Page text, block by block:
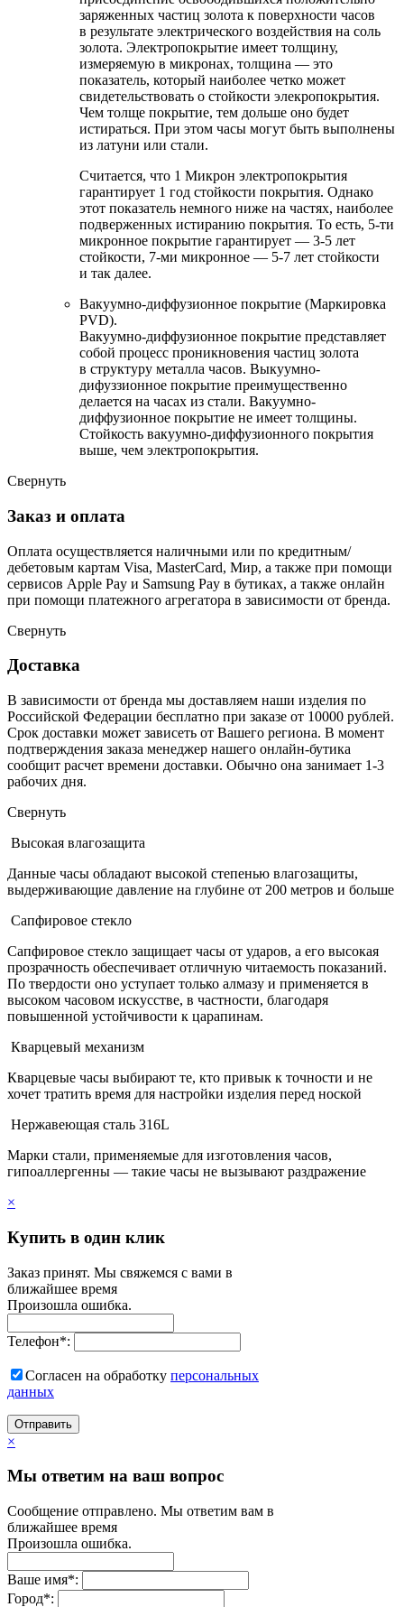
заряженных частиц золота к поверхности часов
в результате электрического воздействия на соль
золота. Электропокрытие имеет толщину,
измеряемую в микронах, толщина — это
показатель, который наиболее четко может
свидетельствовать о стойкости элекропокрытия.
Чем толще покрытие, тем дольше оно будет
истираться. При этом часы могут быть выполнены
из латуни или стали.
Считается, что 1 Микрон электропокрытия
гарантирует 1 год стойкости покрытия. Однако
этот показатель немного ниже на частях, наиболее
подверженных истиранию покрытия. То есть, 5-ти
микронное покрытие гарантирует — 3-5 лет
стойкости, 7-ми микронное — 5-7 лет стойкости
и так далее.
Вакуумно-диффузионное покрытие (Маркировка
PVD).
Вакуумно-диффузионное покрытие представляет
собой процесс проникновения частиц золота
в структуру металла часов. Выкуумно-
дифуззионное покрытие преимущественно
делается на часах из стали. Вакуумно-
диффузионное покрытие не имеет толщины.
Стойкость вакуумно-диффузионного покрытия
выше, чем электропокрытия.
Свернуть
Заказ и оплата
Оплата осуществляется наличными или по кредитным/
дебетовым картам Visa, MasterCard, Мир, а также при помощи
сервисов Apple Pay и Samsung Pay в бутиках, а также онлайн
при помощи платежного агрегатора в зависимости от бренда.
Свернуть
Доставка
В зависимости от бренда мы доставляем наши изделия по
Российской Федерации бесплатно при заказе от 10000 рублей.
Срок доставки может зависеть от Вашего региона. В момент
подтверждения заказа менеджер нашего онлайн-бутика
сообщит расчет времени доставки. Обычно она занимает 1-3
рабочих дня.
Свернуть
Высокая влагозащита
Данные часы обладают высокой степенью влагозащиты,
выдерживающие давление на глубине от 200 метров и больше
Сапфировое стекло
Сапфировое стекло защищает часы от ударов, а его высокая
прозрачность обеспечивает отличную читаемость показаний.
По твердости оно уступает только алмазу и применяется в
высоком часовом искусстве, в частности, благодаря
повышенной устойчивости к царапинам.
Кварцевый механизм
Кварцевые часы выбирают те, кто привык к точности и не
хочет тратить время для настройки изделия перед ноской
Нержавеющая сталь 316L
Марки стали, применяемые для изготовления часов,
гипоаллергенны — такие часы не вызывают раздражение
×
Купить в один клик
Заказ принят. Мы свяжемся с вами в
ближайшее время
Произошла ошибка.
Телефон*:
Согласен на обработку персональныx
данных
Отправить
×
Мы ответим на ваш вопрос
Сообщение отправлено. Мы ответим вам в
ближайшее время
Произошла ошибка.
Ваше имя*:
Город*: